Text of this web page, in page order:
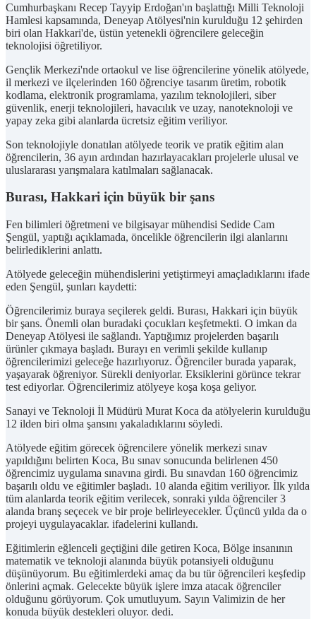
Cumhurbaşkanı Recep Tayyip Erdoğan'ın başlattığı Milli Teknoloji
Hamlesi kapsamında, Deneyap Atölyesi'nin kurulduğu 12 şehirden
biri olan Hakkari'de, üstün yetenekli öğrencilere geleceğin
teknolojisi öğretiliyor.
Gençlik Merkezi'nde ortaokul ve lise öğrencilerine yönelik atölyede,
il merkezi ve ilçelerinden 160 öğrenciye tasarım üretim, robotik
kodlama, elektronik programlama, yazılım teknolojileri, siber
güvenlik, enerji teknolojileri, havacılık ve uzay, nanoteknoloji ve
yapay zeka gibi alanlarda ücretsiz eğitim veriliyor.
Son teknolojiyle donatılan atölyede teorik ve pratik eğitim alan
öğrencilerin, 36 ayın ardından hazırlayacakları projelerle ulusal ve
uluslararası yarışmalara katılmaları sağlanacak.
Burası, Hakkari için büyük bir şans
Fen bilimleri öğretmeni ve bilgisayar mühendisi Sedide Cam
Şengül, yaptığı açıklamada, öncelikle öğrencilerin ilgi alanlarını
belirlediklerini anlattı.
Atölyede geleceğin mühendislerini yetiştirmeyi amaçladıklarını ifade
eden Şengül, şunları kaydetti:
Öğrencilerimiz buraya seçilerek geldi. Burası, Hakkari için büyük
bir şans. Önemli olan buradaki çocukları keşfetmekti. O imkan da
Deneyap Atölyesi ile sağlandı. Yaptığımız projelerden başarılı
ürünler çıkmaya başladı. Burayı en verimli şekilde kullanıp
öğrencilerimizi geleceğe hazırlıyoruz. Öğrenciler burada yaparak,
yaşayarak öğreniyor. Sürekli deniyorlar. Eksiklerini görünce tekrar
test ediyorlar. Öğrencilerimiz atölyeye koşa koşa geliyor.
Sanayi ve Teknoloji İl Müdürü Murat Koca da atölyelerin kurulduğu
12 ilden biri olma şansını yakaladıklarını söyledi.
Atölyede eğitim görecek öğrencilere yönelik merkezi sınav
yapıldığını belirten Koca, Bu sınav sonucunda belirlenen 450
öğrencimiz uygulama sınavına girdi. Bu sınavdan 160 öğrencimiz
başarılı oldu ve eğitimler başladı. 10 alanda eğitim veriliyor. İlk yılda
tüm alanlarda teorik eğitim verilecek, sonraki yılda öğrenciler 3
alanda branş seçecek ve bir proje belirleyecekler. Üçüncü yılda da o
projeyi uygulayacaklar. ifadelerini kullandı.
Eğitimlerin eğlenceli geçtiğini dile getiren Koca, Bölge insanının
matematik ve teknoloji alanında büyük potansiyeli olduğunu
düşünüyorum. Bu eğitimlerdeki amaç da bu tür öğrencileri keşfedip
önlerini açmak. Gelecekte büyük işlere imza atacak öğrenciler
olduğunu görüyorum. Çok umutluyum. Sayın Valimizin de her
konuda büyük destekleri oluyor. dedi.